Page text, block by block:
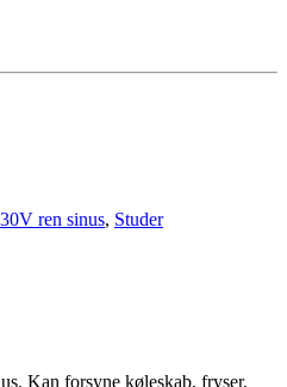
ren sinus, Studer
Kan forsyne køleskab, fryser,